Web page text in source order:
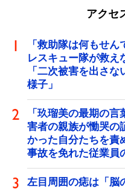
アクセ
「救助隊は何もせん
レスキュー隊が救
「二次被害を出さ
様子」
「玖瑠美の最期の
害者の親族が慟哭
かった自分たちを
事故を免れた従業員
左目周囲の痣は「脳